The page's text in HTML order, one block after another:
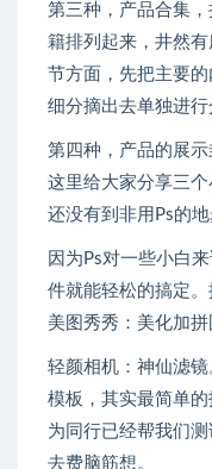
第三种，产品合集
籍排列起来，井然
节方面，先把主要
细分摘出去单独进行
第四种，产品的展示
这里给大家分享三
还没有到非用Ps的地
因为Ps对一些小白
件就能轻松的搞定
美图秀秀：美化加拼
轻颜相机：神仙滤
模板，其实最简单
为同行已经帮我们
去费脑筋想。